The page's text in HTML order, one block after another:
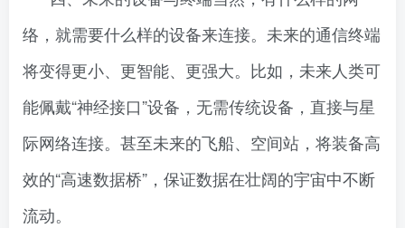
络，就需要什么样的设备来连接。未来的通信终端
将变得更小、更智能、更强大。比如，未来人类可
能佩戴“神经接口”设备，无需传统设备，直接与星
际网络连接。甚至未来的飞船、空间站，将装备高
效的“高速数据桥”，保证数据在壮阔的宇宙中不断
流动。